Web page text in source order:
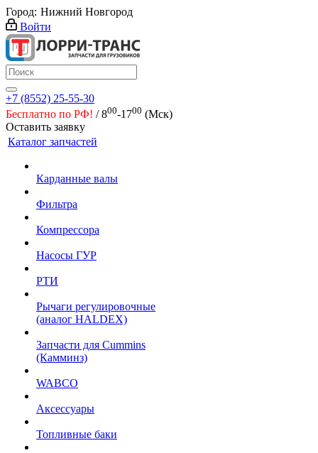
Город: Нижний Новгород
Войти
+7 (8552) 25-55-30
Бесплатно по РФ! / 800-1700 (Мск)
Оставить заявку
Каталог запчастей
Карданные валы
Фильтра
Компрессора
Насосы ГУР
РТИ
Рычаги регулировочные
(аналог HALDEX)
Запчасти для Cummins
(Камминз)
WABCO
Аксессуары
Топливные баки